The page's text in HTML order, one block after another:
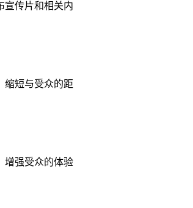
宣传片和相关内
缩短与受众的距
增强受众的体验